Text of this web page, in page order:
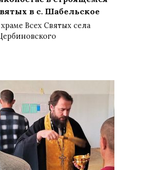
в с. Шабельское
Всех Святых села